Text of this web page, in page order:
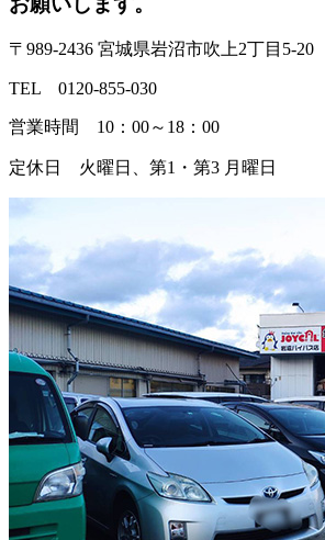
〒989-2436 宮城県岩沼市吹上2丁目5-20
TEL 0120-855-030
営業時間 10：00～18：00
定休日 火曜日、第1・第3 月曜日